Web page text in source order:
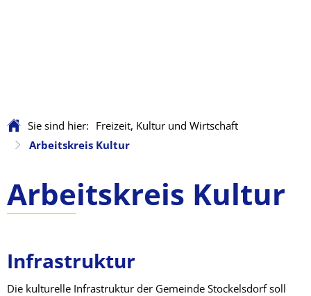
Sie sind hier: Freizeit, Kultur und Wirtschaft
Arbeitskreis Kultur
Arbeitskreis
Arbeitskreis Kultur
Infrastruktur
Die kulturelle Infrastruktur der Gemeinde Stockelsdorf soll